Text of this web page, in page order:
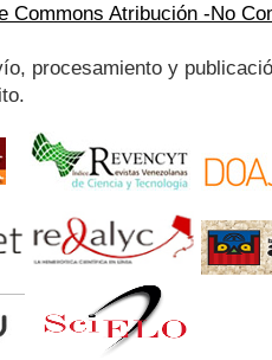
Commons Atribución -No
procesamiento y